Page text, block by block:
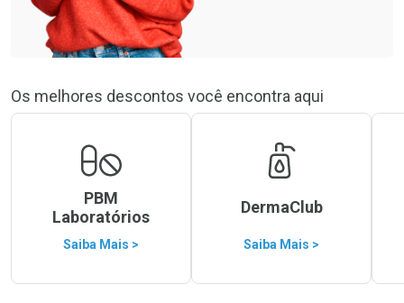
Os melhores descontos você encontra aqui
PBM
Laboratórios
Saiba Mais >
DermaClub
Saiba Mais >